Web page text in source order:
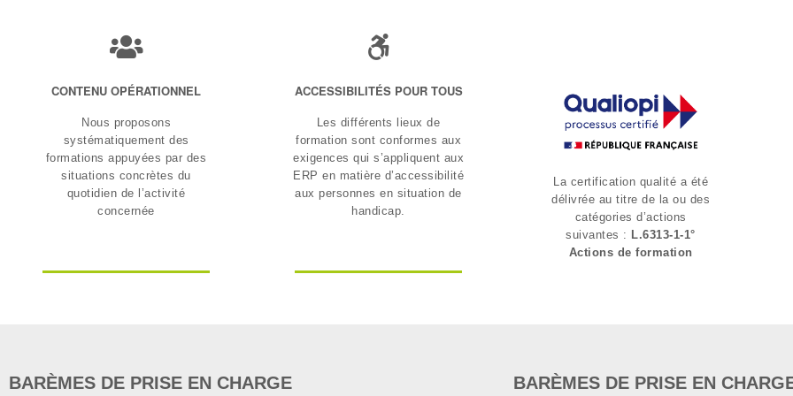
CONTENU OPÉRATIONNEL
Nous proposons
systématiquement des
formations appuyées par des
situations concrètes du
quotidien de l’activité
concernée
ACCESSIBILITÉS POUR TOUS
Les différents lieux de
formation sont conformes aux
exigences qui s’appliquent aux
ERP en matière d’accessibilité
aux personnes en situation de
handicap.
La certification qualité a été
délivrée au titre de la ou des
catégories d’actions
suivantes : L.6313-1-1°
Actions de formation
BARÈMES DE PRISE EN CHARGE BARÈMES DE PRISE EN